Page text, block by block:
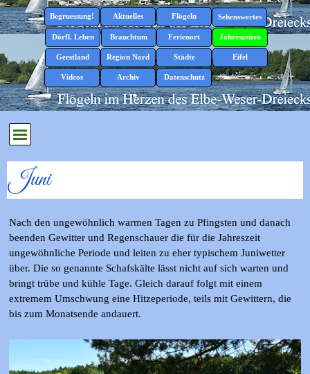
Direkt zum Seiteninhalt
Menü überspringen
Begruessung! Aktuelles ▼
Flögeln ▼
Sehenswertes ▼
Dörfl. Leben ▼
Brauchtum ▼
Ferienort ▼
Jahreszeiten
Geestland ▼
Region Nord ▼
Städte ▼
Eifel ▼
Videos Archiv ▼
Datenschutz
Juni
Nach den ungewöhnlich warmen Tagen zu Pfingsten und danach
beenden Gewitter und Regenschauer die für die Jahreszeit
ungewöhnliche Periode und leiten zu eher typischem Juniwetter
über. Die so genannte Schafskälte lässt nicht auf sich warten und
bringt trübe und kühle Tage. Gleich darauf folgt mit einem
extremem Umschwung eine Hitzeperiode, teils mit Gewittern, die
bis zum Monatsende andauert.